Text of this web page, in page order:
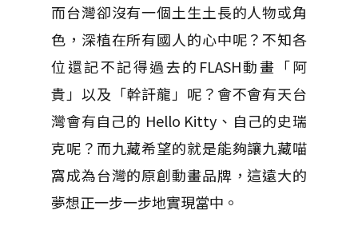
而台灣卻沒有一個土生土長的人物或角
色，深植在所有國人的心中呢？不知各
位還記不記得過去的FLASH動畫「阿
貴」以及「幹訐龍」呢？會不會有天台
灣會有自己的 Hello Kitty、自己的史瑞
克呢？而九藏希望的就是能夠讓九藏喵
窩成為台灣的原創動畫品牌，這遠大的
夢想正一步一步地實現當中。